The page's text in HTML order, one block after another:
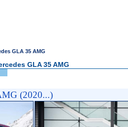
GLA 35 AMG
GLA 35 AMG
(2020...)